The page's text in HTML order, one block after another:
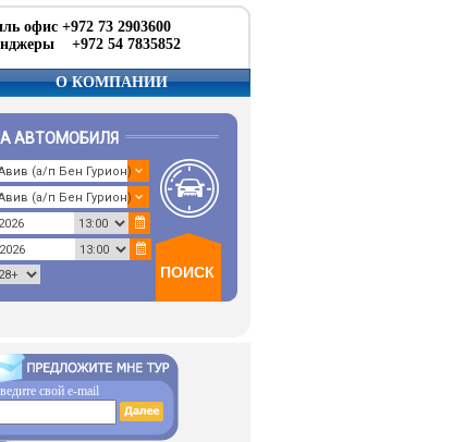
офис +972 73 2903600
+972 54 7835852
О КОМПАНИИ
АВТОМОБИЛЯ
свой e-mail